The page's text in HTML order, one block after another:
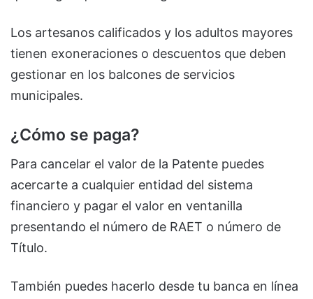
Los artesanos calificados y los adultos mayores
tienen exoneraciones o descuentos que deben
gestionar en los balcones de servicios
municipales.
¿Cómo se paga?
Para cancelar el valor de la Patente puedes
acercarte a cualquier entidad del sistema
financiero y pagar el valor en ventanilla
presentando el número de RAET o número de
Título.
También puedes hacerlo desde tu banca en línea